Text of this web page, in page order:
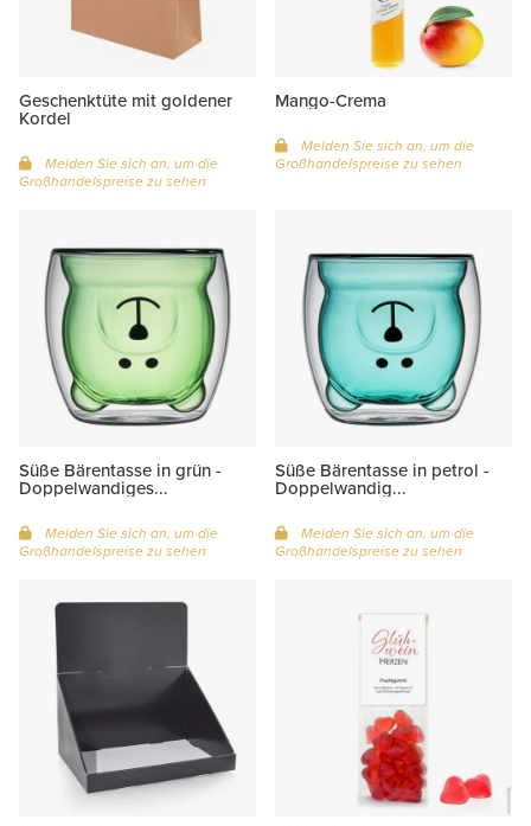
Geschenktüte mit goldener
Kordel
Melden Sie sich an, um die
Großhandelspreise zu sehen
Mango-Crema
Melden Sie sich an, um die
Großhandelspreise zu sehen
Süße Bärentasse in grün -
Doppelwandiges...
Melden Sie sich an, um die
Großhandelspreise zu sehen
Süße Bärentasse in petrol -
Doppelwandig...
Melden Sie sich an, um die
Großhandelspreise zu sehen